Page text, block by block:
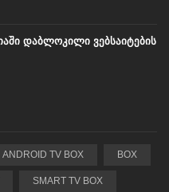
დაბლოკილი ვებსაიტების
ANDROID TV BOX BOX
SMART TV BOX